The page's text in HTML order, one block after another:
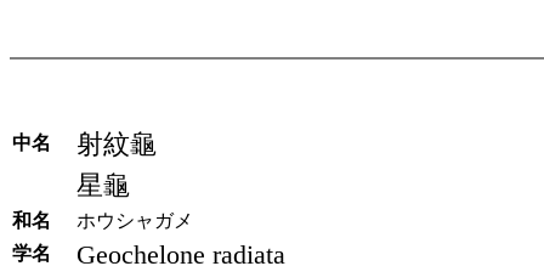
中名
射紋龜
星龜
和名
ホウシャガメ
学名
Geochelone radiata